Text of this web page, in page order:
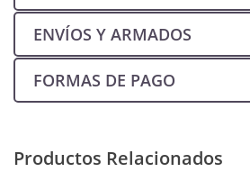
ENVÍOS Y ARMADOS
FORMAS DE PAGO
Productos Relacionados